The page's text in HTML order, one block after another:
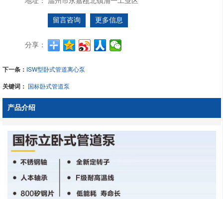
留言咨询 更多信息
分享：
下一条： ISW型卧式管道离心泵
关键词： 国标卧式管道泵
产品介绍